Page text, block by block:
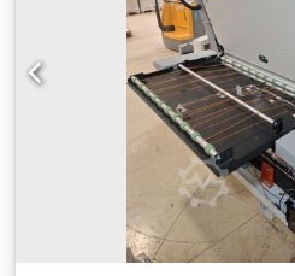
máquina (X/Y/Z):
mm/1600 mm, peso:
mesas en perfecto estado para
como una estación de trabajo.
configuración de tinta está
señales de tráfico. Es posible
estándar CMYK. Se puede
inspeccionar el equipo. Dedpfx